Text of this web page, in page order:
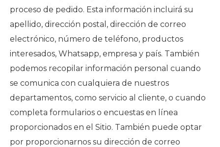
proceso de pedido. Esta información incluirá su
apellido, dirección postal, dirección de correo
electrónico, número de teléfono, productos
interesados, Whatsapp, empresa y país. También
podemos recopilar información personal cuando
se comunica con cualquiera de nuestros
departamentos, como servicio al cliente, o cuando
completa formularios o encuestas en línea
proporcionados en el Sitio. También puede optar
por proporcionarnos su dirección de correo